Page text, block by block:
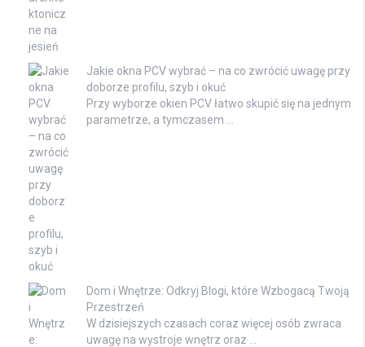
Jakie okna PCV wybrać – na co zwrócić uwagę przy
doborze profilu, szyb i okuć
Przy wyborze okien PCV łatwo skupić się na jednym
parametrze, a tymczasem …
Dom i Wnętrze: Odkryj Blogi, które Wzbogacą Twoją
Przestrzeń
W dzisiejszych czasach coraz więcej osób zwraca
uwagę na wystroje wnętrz oraz …